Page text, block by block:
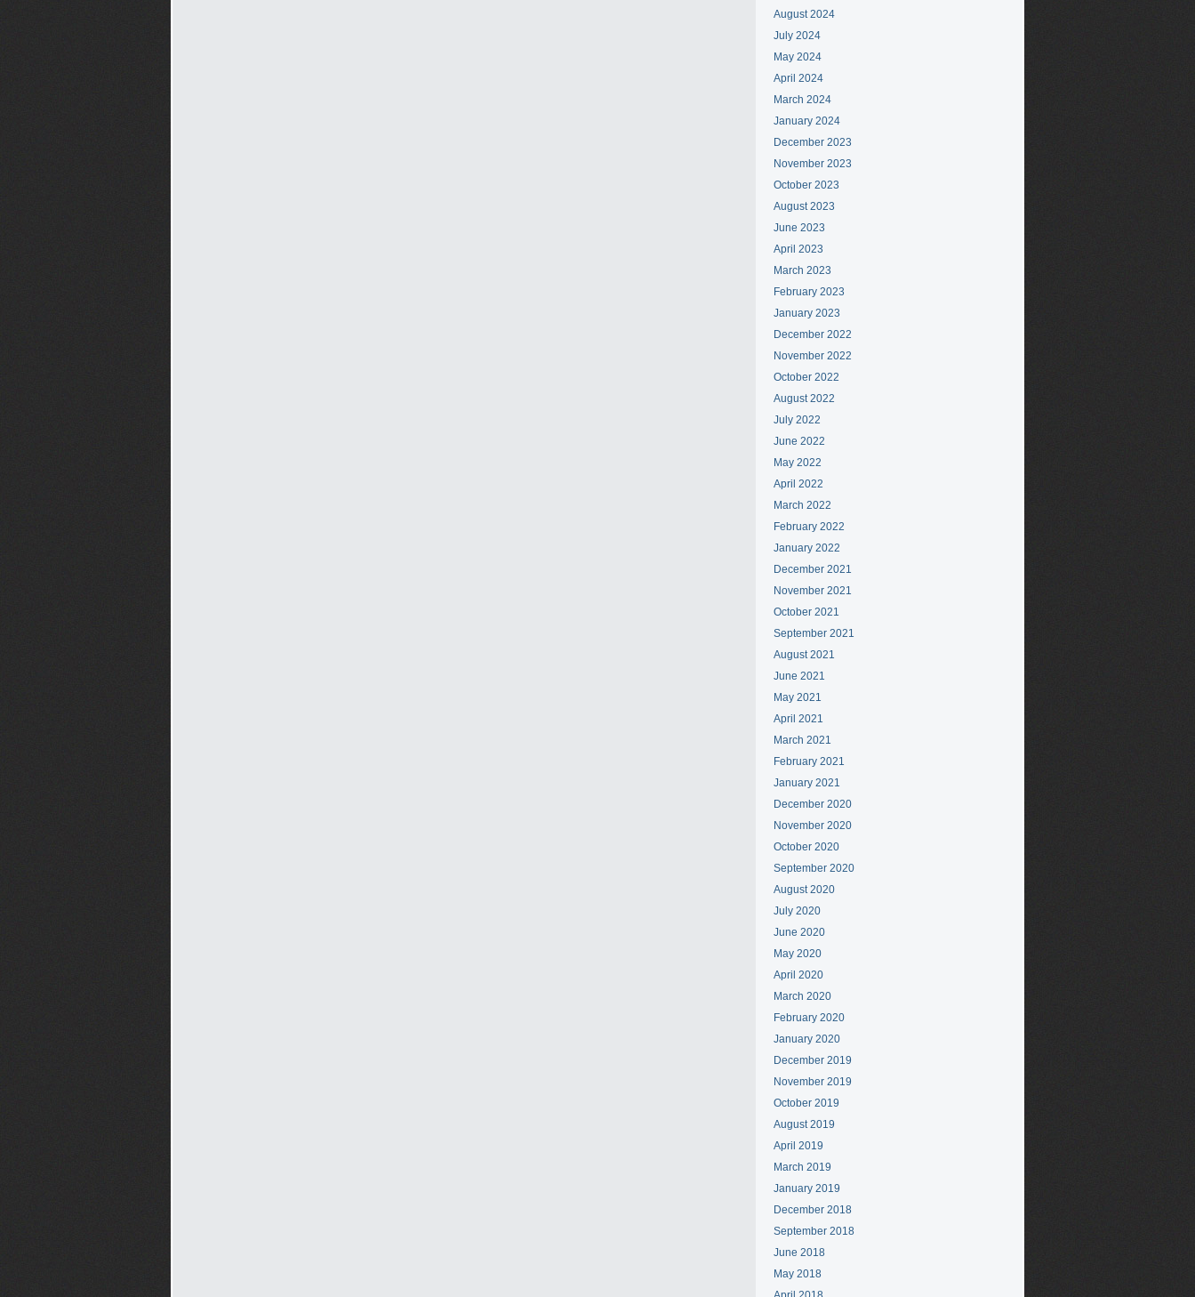
August 2024
July 2024
May 2024
April 2024
March 2024
January 2024
December 2023
November 2023
October 2023
August 2023
June 2023
April 2023
March 2023
February 2023
January 2023
December 2022
November 2022
October 2022
August 2022
July 2022
June 2022
May 2022
April 2022
March 2022
February 2022
January 2022
December 2021
November 2021
October 2021
September 2021
August 2021
June 2021
May 2021
April 2021
March 2021
February 2021
January 2021
December 2020
November 2020
October 2020
September 2020
August 2020
July 2020
June 2020
May 2020
April 2020
March 2020
February 2020
January 2020
December 2019
November 2019
October 2019
August 2019
April 2019
March 2019
January 2019
December 2018
September 2018
June 2018
May 2018